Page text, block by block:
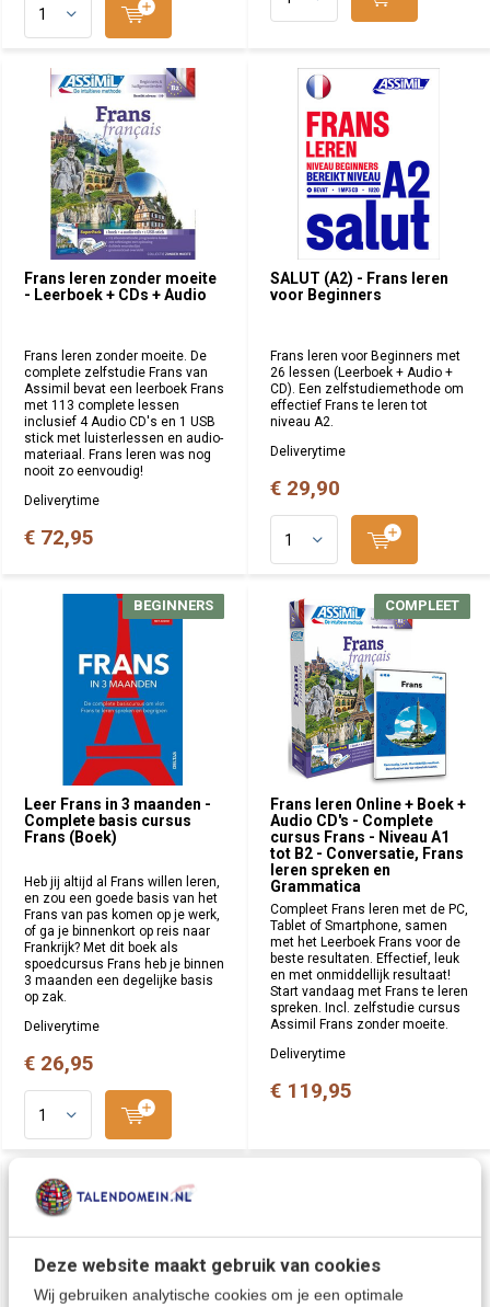
Deze website maakt gebruik van cookies
Wij gebruiken analytische cookies om je een optimale
Frans leren zonder moeite
- Leerboek + CDs + Audio
Frans leren zonder moeite. De
complete zelfstudie Frans van
Assimil bevat een leerboek Frans
met 113 complete lessen
inclusief 4 Audio CD's en 1 USB
stick met luisterlessen en audio-
materiaal. Frans leren was nog
nooit zo eenvoudig!
Deliverytime
€ 72,95
SALUT (A2) - Frans leren
voor Beginners
Frans leren voor Beginners met
26 lessen (Leerboek + Audio +
CD). Een zelfstudiemethode om
effectief Frans te leren tot
niveau A2.
Deliverytime
€ 29,90
Leer Frans in 3 maanden -
Complete basis cursus
Frans (Boek)
Heb jij altijd al Frans willen leren,
en zou een goede basis van het
Frans van pas komen op je werk,
of ga je binnenkort op reis naar
Frankrijk? Met dit boek als
spoedcursus Frans heb je binnen
3 maanden een degelijke basis
op zak.
Deliverytime
BEGINNERS
€ 26,95
BEGINNERS
Frans leren Online + Boek +
Audio CD's - Complete
cursus Frans - Niveau A1
tot B2 - Conversatie, Frans
leren spreken en
Grammatica
Compleet Frans leren met de PC,
Tablet of Smartphone, samen
met het Leerboek Frans voor de
beste resultaten. Effectief, leuk
en met onmiddellijk resultaat!
Start vandaag met Frans te leren
spreken. Incl. zelfstudie cursus
Assimil Frans zonder moeite.
Deliverytime
COMPLEET
€ 119,95
COMPLEET